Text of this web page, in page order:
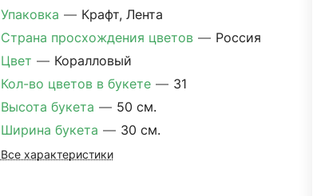
Упаковка — Крафт, Лента
Страна просхождения цветов — Россия
Цвет — Коралловый
Кол-во цветов в букете — 31
Высота букета — 50 см.
Ширина букета — 30 см.
Все характеристики